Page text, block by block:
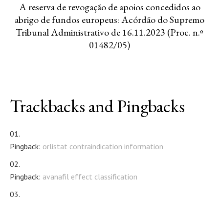
A reserva de revogação de apoios concedidos ao
abrigo de fundos europeus: Acórdão do Supremo
Tribunal Administrativo de 16.11.2023 (Proc. n.º
01482/05)
Trackbacks and Pingbacks
Pingback: orlistat contraindication information
Pingback: avanafil effect classification